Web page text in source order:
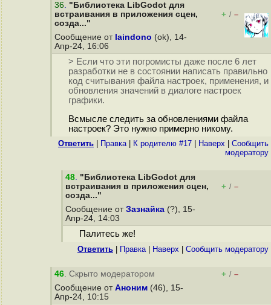
36. "Библиотека LibGodot для
встраивания в приложения сцен,
созда..."
+ / –
Сообщение от laindono (ok), 14-
Апр-24, 16:06
> Если что эти погромисты даже после 6 лет
разработки не в состоянии написать правильно
код считывания файла настроек, применения, и
обновления значений в диалоге настроек
графики.
Всмысле следить за обновлениями файла
настроек? Это нужно примерно никому.
Ответить Правка| К родителю #17 Наверх
Cообщить
модератору
48. "Библиотека LibGodot для
встраивания в приложения сцен,
созда..."
+ / –
Сообщение от Зазнайка (?), 15-
Апр-24, 14:03
Палитесь же!
Ответить Правка| Наверх Cообщить модератору
46. Скрыто модератором + / –
Сообщение от Аноним (46), 15-
Апр-24, 10:15